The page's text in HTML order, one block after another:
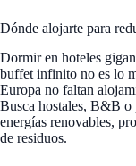
Dónde alojarte para
Dormir en hoteles
buffet infinito no es lo
Europa no faltan
Busca hostales, B&B o
energías renovables,
de residuos.